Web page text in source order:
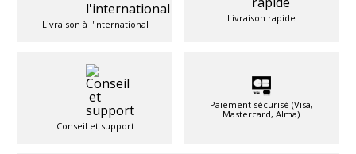
Livraison à l'international
Livraison rapide
Conseil et support
Paiement sécurisé (Visa,
Mastercard, Alma)